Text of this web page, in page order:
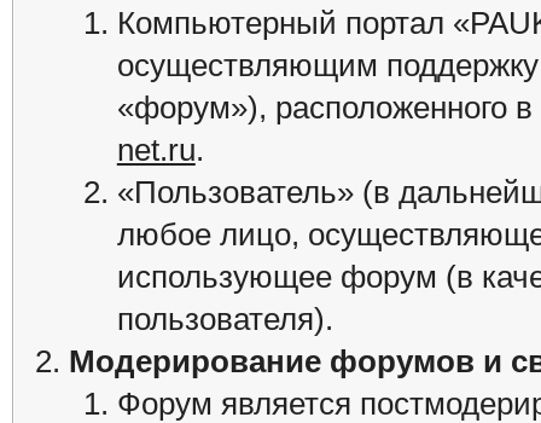
Компьютерный портал
осуществляющим
«форум»), расположенного
net.ru.
«Пользователь» (в
любое лицо,
использующее форум (в
пользователя).
Модерирование форумов и
Форум является